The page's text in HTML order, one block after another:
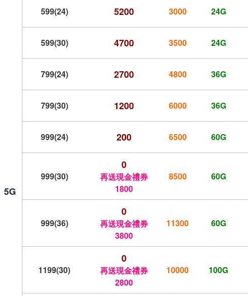
5G
599(24) 5200 3000 24G
599(30) 4700 3500 24G
799(24) 2700 4800 36G
799(30) 1200 6000 36G
999(24) 200 6500 60G
999(30)
0
再送現金禮券
1800
8500 60G
999(36)
0
再送現金禮券
3800
11300 60G
1199(30)
0
再送現金禮券
2800
10000 100G